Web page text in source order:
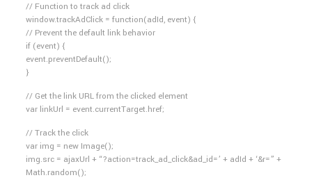
// Function to track ad click
window.trackAdClick = function(adId, event) {
// Prevent the default link behavior
if (event) {
event.preventDefault();
}
// Get the link URL from the clicked element
var linkUrl = event.currentTarget.href;
// Track the click
var img = new Image();
img.src = ajaxUrl + “?action=track_ad_click&ad_id=’ + adId + ‘&r=” +
Math.random();